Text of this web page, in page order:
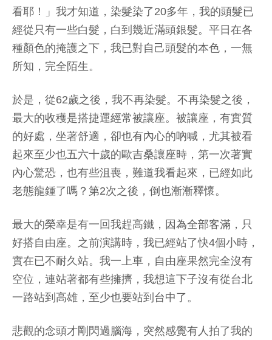
看耶！」我才知道，染髮染了20多年，我的頭髮已
經從只有一些白髮，白到幾近滿頭銀髮。平日在各
種顏色的掩護之下，我已對自己頭髮的本色，一無
所知，完全陌生。
於是，從62歲之後，我不再染髮。不再染髮之後，
最大的收穫是搭捷運經常被讓座。被讓座，有實質
的好處，坐著舒適，卻也有內心的吶喊，尤其被看
起來至少也五六十歲的歐吉桑讓座時，第一次著實
內心驚恐，也有些沮喪，難道我看起來，已經如此
老態龍鍾了嗎？第2次之後，倒也漸漸釋懷。
最大的榮幸是有一回我趕高鐵，因為全部客滿，只
好搭自由座。之前演講時，我已經站了快4個小時，
實在已不耐久站。我一上車，自由座果然完全沒有
空位，連站著都有些擁擠，我想這下子沒有從台北
一路站到高雄，至少也要站到台中了。
悲觀的念頭才剛閃過腦海，突然感覺有人拍了我的